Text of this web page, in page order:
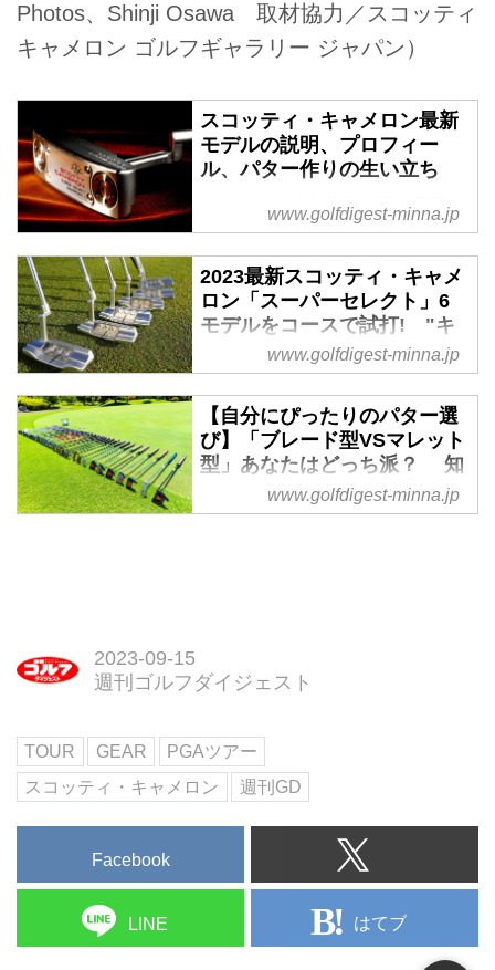
Photos、Shinji Osawa 取材協力／スコッティ
キャメロン ゴルフギャラリー ジャパン）
スコッティ・キャメロン最新
モデルの説明、プロフィー
ル、パター作りの生い立ち
タイガー、松山英樹が長く愛用
し、世界中のゴルファーから憧れ
られるパターブランド、スコッテ
ィキャメロンの魅力を追いかける
新シリーズ【キャメロンマニア宣
言】。
www.golfdigest-minna.jp
2023最新スコッティ・キャメ
ロン「スーパーセレクト」6
モデルをコースで試打! "キ
ャメロンマニア"のプロが解説
- みんなのゴルフダイジェス
ト
世界中のツアープレーヤーから信
頼を得るパター「スコッティ・キ
ャメロン」の2023年モデルの新
作「SUPER SELECT」が発売さ
www.golfdigest-minna.jp
【自分にぴったりのパター選
び】「ブレード型VSマレット
型」あなたはどっち派？ 知
らなきゃ損するパター選びの
ポイントとは - みんなのゴル
の2つだが、あなたの愛用パター
www.golfdigest-minna.jp
2023-09-15
週刊ゴルフダイジェスト
TOUR GEAR
PGAツアー
スコッティ・キャメロン
週刊GD
Facebook
LINE はてブ